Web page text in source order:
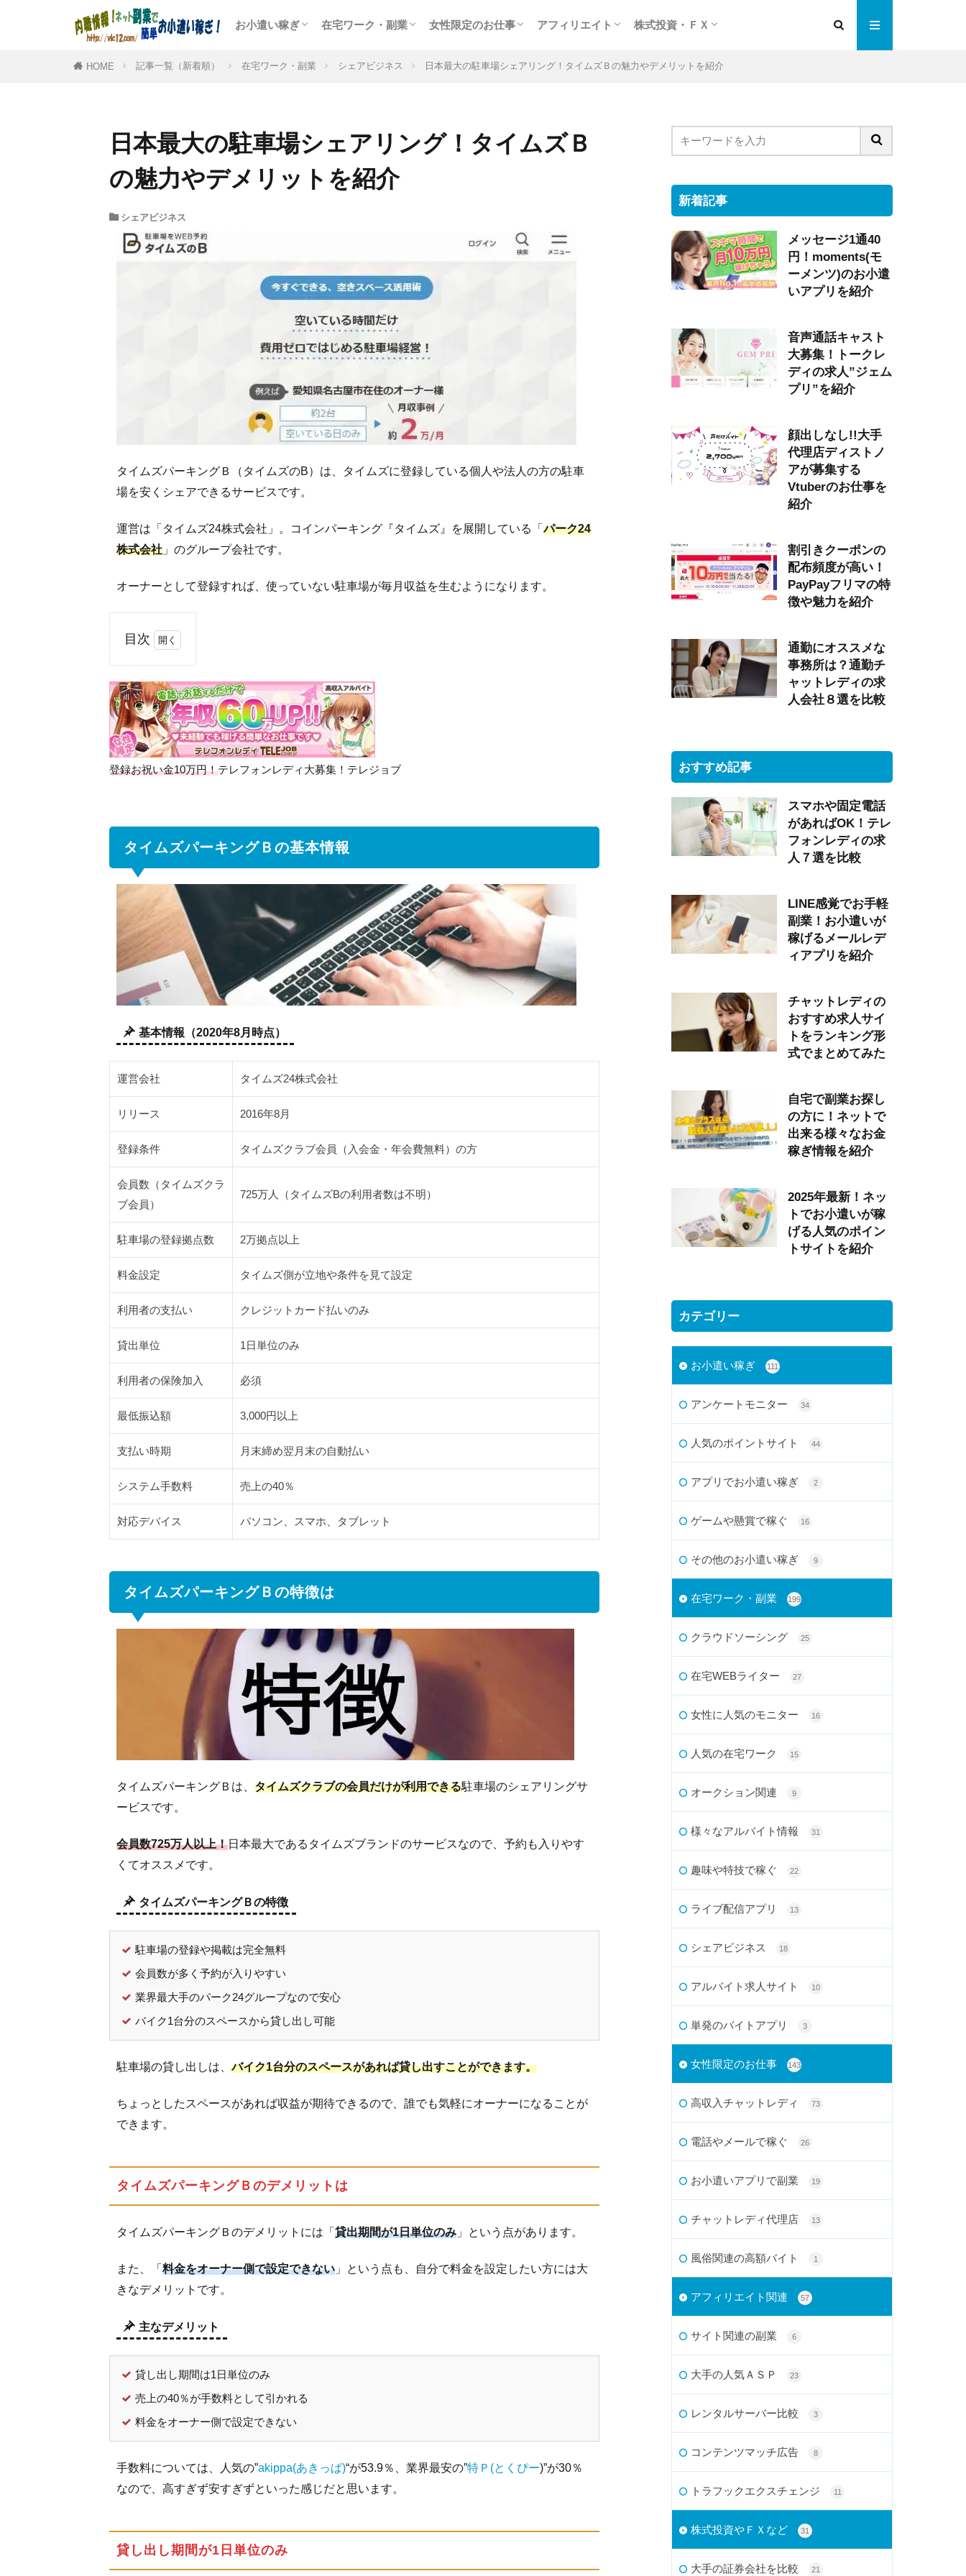
お小遣い稼ぎ 在宅ワーク・副業 女性限定のお仕事 アフィリエイト 株式投資・ＦＸ
HOME 記事一覧（新着順） 在宅ワーク・副業 シェアビジネス 日本最大の駐車場シェアリング！タイムズＢの魅力やデメリットを紹介
日本最大の駐車場シェアリング！タイムズＢ
の魅力やデメリットを紹介
シェアビジネス
タイムズパーキングＢ（タイムズのB）は、タイムズに登録している個人や法人の方の駐車
場を安くシェアできるサービスです。
運営は「タイムズ24株式会社」。コインパーキング『タイムズ』を展開している「パーク24
株式会社 」のグループ会社です。
オーナーとして登録すれば、使っていない駐車場が毎月収益を生むようになります。
目次
タ
イ
ム
ズ
パ
ー
キ
Ｂ
の
2
タ
イ
ム
ズ
ー
ン
グ
の
徴
は
2.1
ムズ
グＢ
メリ
ット
は
2.2
出し
日単
み
2.3
オー
側で
は料
設定
登
す
手
順
ステ
1：
場の
基本
を登
録す
る
ステ
ップ
出す
日や
期間
録す
ステ
3：
をチ
ェッ
クし
て申
る
3.4
予
約、
登録お祝い金10万円！テレフォンレディ大募集！テレジョブ
タイムズパーキングＢの基本情報
基本情報（2020年8月時点）
運営会社 タイムズ24株式会社
リリース 2016年8月
登録条件 タイムズクラブ会員（入会金・年会費無料）の方
会員数（タイムズクラ
ブ会員）
725万人（タイムズBの利用者数は不明）
駐車場の登録拠点数 2万拠点以上
料金設定 タイムズ側が立地や条件を見て設定
利用者の支払い クレジットカード払いのみ
貸出単位 1日単位のみ
利用者の保険加入 必須
最低振込額 3,000円以上
支払い時期 月末締め翌月末の自動払い
システム手数料 売上の40％
対応デバイス パソコン、スマホ、タブレット
タイムズパーキングＢの特徴は
タイムズパーキングＢは、 タイムズクラブの会員だけが利用できる駐車場のシェアリングサ
ービスです。
会員数725万人以上！日本最大であるタイムズブランドのサービスなので、予約も入りやす
くてオススメです。
タイムズパーキングＢの特徴
駐車場の登録や掲載は完全無料
会員数が多く予約が入りやすい
業界最大手のパーク24グループなので安心
バイク1台分のスペースから貸し出し可能
駐車場の貸し出しは、バイク1台分のスペースがあれば貸し出すことができます。
ちょっとしたスペースがあれば収益が期待できるので、誰でも気軽にオーナーになることが
できます。
タイムズパーキングＢのデメリットは
タイムズパーキングＢのデメリットには「 貸出期間が1日単位のみ 」という点があります。
また、「 料金をオーナー側で設定できない 」という点も、自分で料金を設定したい方には大
きなデメリットです。
主なデメリット
貸し出し期間は1日単位のみ
売上の40％が手数料として引かれる
料金をオーナー側で設定できない
手数料については、人気の”akippa(あきっぱ)“が53.9％、業界最安の”特Ｐ(とくぴー)”が30％
なので、高すぎず安すぎずといった感じだと思います。
貸し出し期間が1日単位のみ
新着記事
メッセージ1通40
円！moments(モ
ーメンツ)のお小遣
いアプリを紹介
音声通話キャスト
大募集！トークレ
ディの求人”ジェム
プリ”を紹介
顔出しなし!!大手
代理店ディストノ
アが募集する
Vtuberのお仕事を
紹介
割引きクーポンの
配布頻度が高い！
PayPayフリマの特
徴や魅力を紹介
通勤にオススメな
事務所は？通勤チ
ャットレディの求
人会社８選を比較
おすすめ記事
スマホや固定電話
があればOK！テレ
フォンレディの求
人７選を比較
LINE感覚でお手軽
副業！お小遣いが
稼げるメールレデ
ィアプリを紹介
チャットレディの
おすすめ求人サイ
トをランキング形
式でまとめてみた
自宅で副業お探し
の方に！ネットで
出来る様々なお金
稼ぎ情報を紹介
2025年最新！ネッ
トでお小遣いが稼
げる人気のポイン
トサイトを紹介
カテゴリー
お小遣い稼ぎ 111
アンケートモニター 34
人気のポイントサイト 44
アプリでお小遣い稼ぎ 2
ゲームや懸賞で稼ぐ 16
その他のお小遣い稼ぎ 9
在宅ワーク・副業 199
クラウドソーシング 25
在宅WEBライター 27
女性に人気のモニター 16
人気の在宅ワーク 15
オークション関連 9
様々なアルバイト情報 31
趣味や特技で稼ぐ 22
ライブ配信アプリ 13
シェアビジネス 18
アルバイト求人サイト 10
単発のバイトアプリ 3
女性限定のお仕事 143
高収入チャットレディ 73
電話やメールで稼ぐ 26
お小遣いアプリで副業 19
チャットレディ代理店 13
風俗関連の高額バイト 1
アフィリエイト関連 57
サイト関連の副業 6
大手の人気ＡＳＰ 23
レンタルサーバー比較 3
コンテンツマッチ広告 8
トラフックエクスチェンジ 11
株式投資やＦＸなど 31
大手の証券会社を比較 21